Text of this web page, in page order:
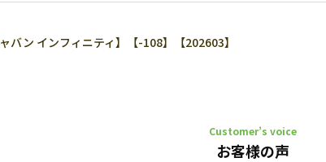
バン インフィニティ】【-108】【202603】
Customer’s voice
お客様の声